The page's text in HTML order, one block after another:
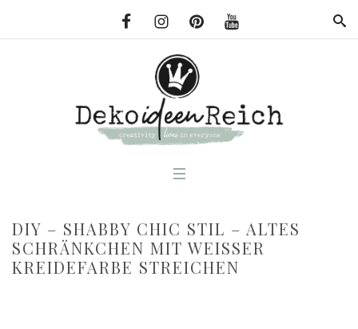
DIY – SHABBY CHIC STIL – ALTES
SCHRÄNKCHEN MIT WEISSER K
REIDEFARBE STREICHEN